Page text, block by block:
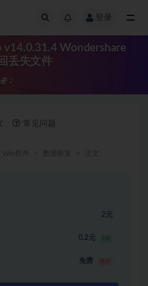
登录
v14.0.31.4 Wondershare
丢失文件
2
常见问题
2元
0.2元 1折
免费